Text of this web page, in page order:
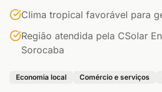
Clima tropical favorável para
Região atendida pela CSolar
Sorocaba
Economia local Comércio e serviços